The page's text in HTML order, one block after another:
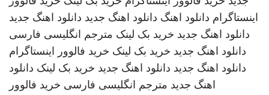
اینستاگرام دانلود اهنگ دانلود اهنگ جدید دانلود اهنگ جدید
دانلود اهنگ جدید خرید بک لینک مترجم انگلیسی فارسی
دانلود اهنگ جدید خرید بک لینک خرید فالوور اینستاگرام
دانلود اهنگ جدید دانلود اهنگ جدید خرید بک لینک دانلود
اهنگ جدید مترجم انگلیسی فارسی خرید فالوور